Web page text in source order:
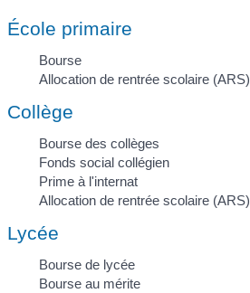
École primaire
Bourse
Allocation de rentrée scolaire (ARS)
Collège
Bourse des collèges
Fonds social collégien
Prime à l'internat
Allocation de rentrée scolaire (ARS)
Lycée
Bourse de lycée
Bourse au mérite